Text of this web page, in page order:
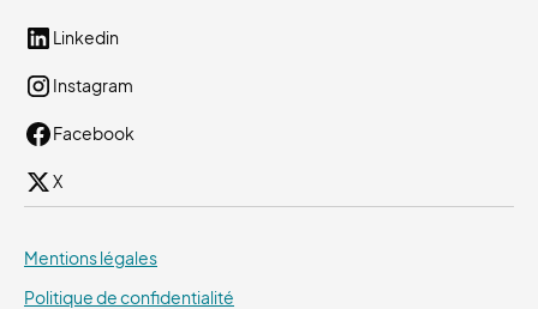
Linkedin
Instagram
Facebook
X
Mentions légales
Politique de confidentialité